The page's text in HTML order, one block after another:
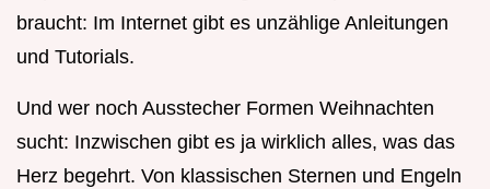
braucht: Im Internet gibt es unzählige Anleitungen
und Tutorials.
Und wer noch Ausstecher Formen Weihnachten
sucht: Inzwischen gibt es ja wirklich alles, was das
Herz begehrt. Von klassischen Sternen und Engeln